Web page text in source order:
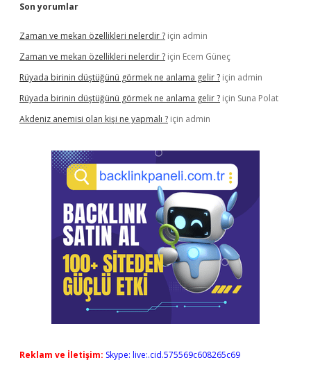
Son yorumlar
Zaman ve mekan özellikleri nelerdir ? için admin
Zaman ve mekan özellikleri nelerdir ? için Ecem Güneç
Rüyada birinin düştüğünü görmek ne anlama gelir ? için admin
Rüyada birinin düştüğünü görmek ne anlama gelir ? için Suna Polat
Akdeniz anemisi olan kişi ne yapmalı ? için admin
Reklam ve İletişim: Skype: live:.cid.575569c608265c69